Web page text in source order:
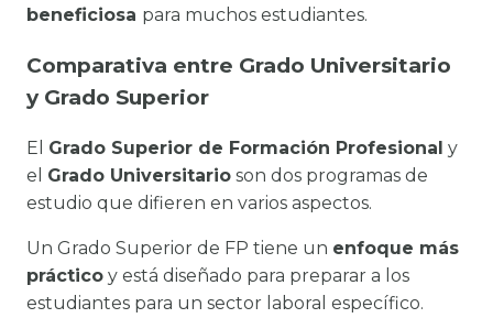
beneficiosa para muchos estudiantes.
Comparativa entre Grado Universitario
y Grado Superior
El Grado Superior de Formación Profesional y
el Grado Universitario son dos programas de
estudio que difieren en varios aspectos.
Un Grado Superior de FP tiene un enfoque más
práctico y está diseñado para preparar a los
estudiantes para un sector laboral específico.